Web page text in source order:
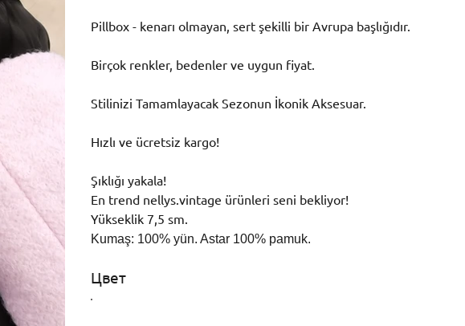
Pillbox - kenarı olmayan, sert şekilli bir Avrupa başlığıdır.
Birçok renkler, bedenler ve uygun fiyat.
Stilinizi Tamamlayacak Sezonun İkonik Aksesuar.
Hızlı ve ücretsiz kargo!
Şıklığı yakala!
En trend nellys.vintage ürünleri seni bekliyor!
Yükseklik 7,5 sm.
Kumaş: 100% yün. Astar 100% pamuk.
Цвет